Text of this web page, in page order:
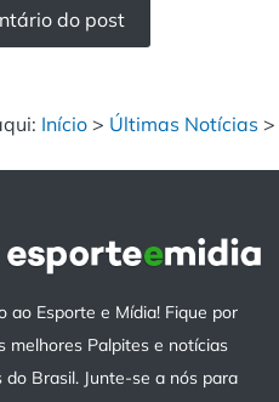
Início > Últimas Notícias >
ao Esporte e Mídia! Fique por
melhores Palpites e notícias
do Brasil. Junte-se a nós para